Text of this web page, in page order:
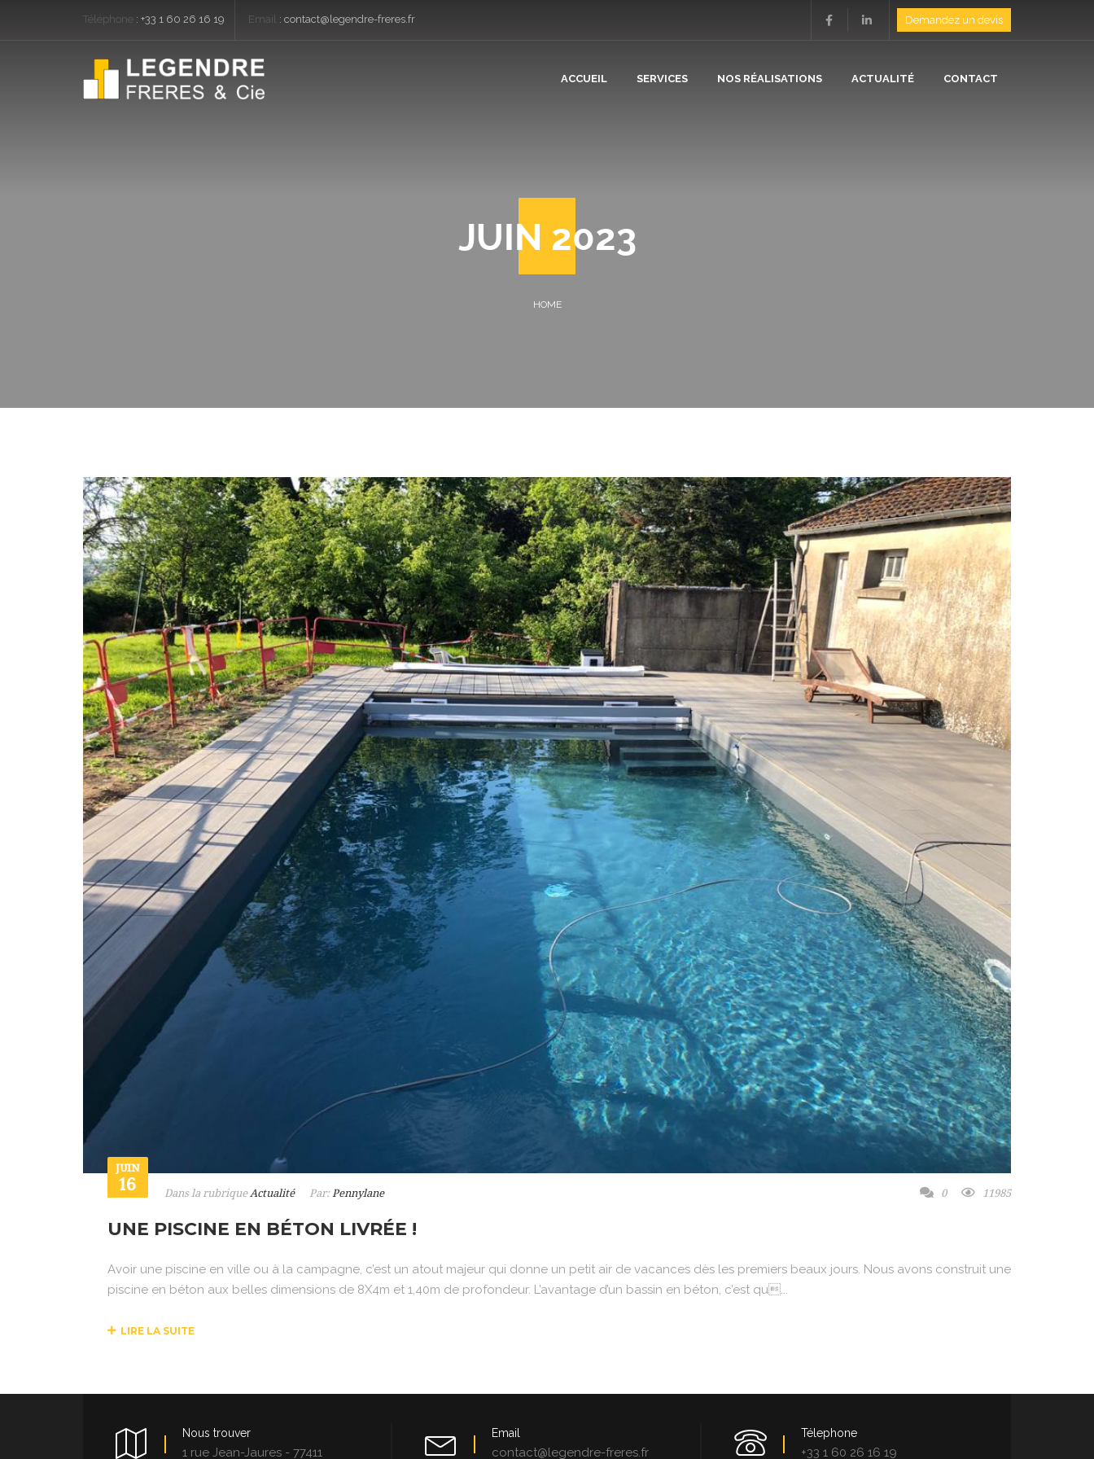
Téléphone : +33 1 60 26 16 19 Email : contact@legendre-freres.fr Demandez un devis
ACCUEIL SERVICES NOS RÉALISATIONS ACTUALITÉ CONTACT
JUIN 2023
JUIN
16 Dans la rubriqueActualité Par: Pennylane 0 11985
UNE PISCINE EN BÉTON LIVRÉE !
Avoir une piscine en ville ou à la campagne, c’est un atout majeur qui donne un petit air de vacances dès les premiers beaux jours. Nous avons construit une
piscine en béton aux belles dimensions de 8X4m et 1,40m de profondeur. L’avantage d’un bassin en béton, c’est qu...
LIRE LA SUITE
Nous trouver
1 rue Jean-Jaures - 77411
Email
contact@legendre-freres.fr
Télephone
+33 1 60 26 16 19